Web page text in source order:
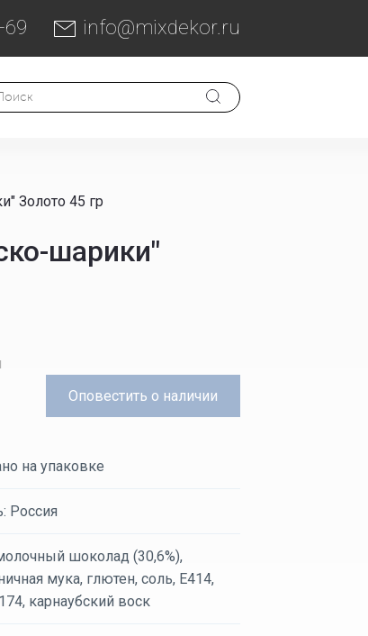
69 info@mixdekor.ru
Золото 45 гр
шарики"
Оповестить о наличии
на упаковке
Россия
шоколад (30,6%),
мука, глютен, соль, Е414,
карнаубский воск